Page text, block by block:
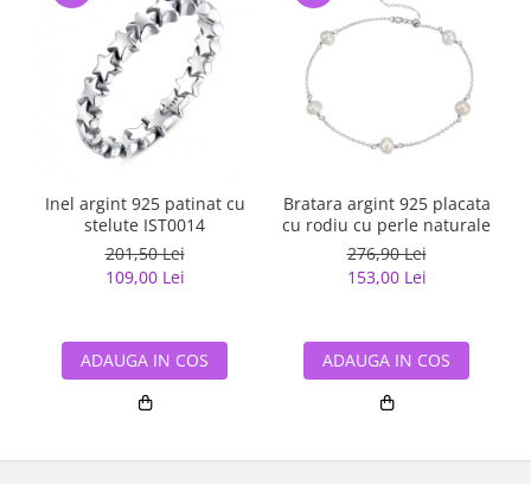
Inel argint 925 patinat cu
stelute IST0014
201,50 Lei
109,00 Lei
ADAUGA IN COS
Bratara argint 925 placata
cu rodiu cu perle naturale
276,90 Lei
153,00 Lei
ADAUGA IN COS